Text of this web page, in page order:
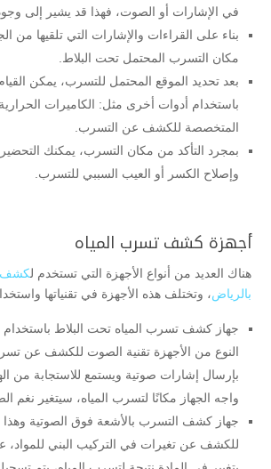
في الإشارات أو الصوت، فهذا قد يشير إلى
بناء على القراءات والإشارات التي تلقيها من
مكان التسرب المحتمل تحت البلاط.
بعد تحديد الموقع المحتمل للتسرب، يمكن
باستخدام أدوات أخرى مثل: الكاميرات الحرارية
المتخصصة للكشف عن التسرب.
بمجرد التأكد من مكان التسرب، يمكنك التحضير
وإصلاح الكسر أو العيب السببي للتسرب.
أجهزة كشف تسرب المياه
هناك العديد من أنواع الأجهزة التي تستخدم لكشف
بالرياض، وتختلف هذه الأجهزة في تقنياتها
جهاز كشف تسرب المياه تحت البلاط
النوع من الأجهزة تقنية الصوت للكشف عن
بإرسال إشارات صوتية ويستمع للاستجابة من
واجه الجهاز مكانًا لتسرب المياه، سيتغير نغم
جهاز كشف التسرب بالأشعة فوق الصوتية وهذا
للكشف عن تغيرات في التركيب البني